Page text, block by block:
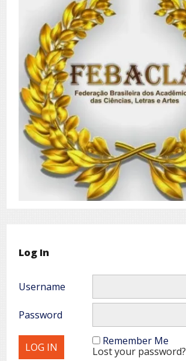
Log In
Username
Password
Remember Me
Lost your password?